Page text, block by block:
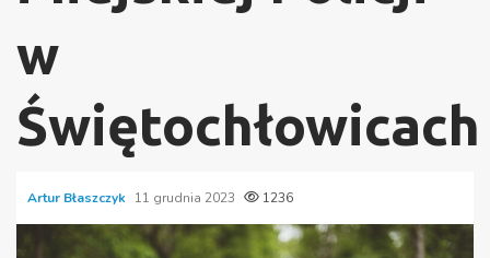
w
Świętochłowicach
Artur Błaszczyk 11 grudnia 2023 1236